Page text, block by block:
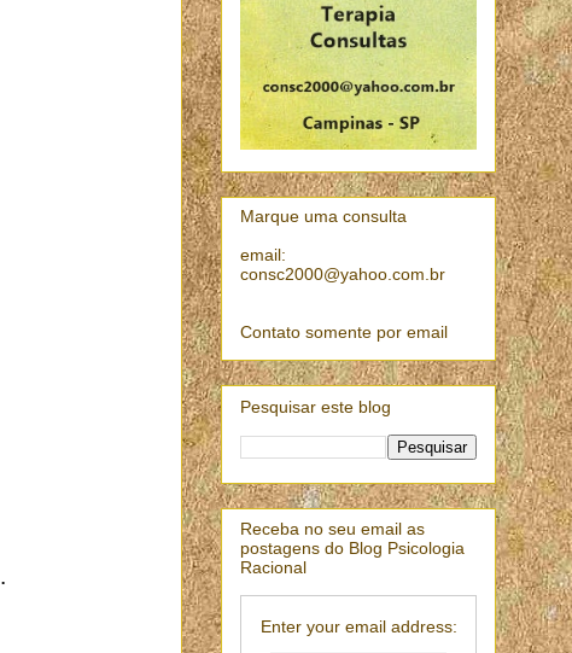
.
Marque uma consulta
email:
consc2000@yahoo.com.br
Contato somente por email
Pesquisar este blog
Receba no seu email as
postagens do Blog Psicologia
Racional
Enter your email address: